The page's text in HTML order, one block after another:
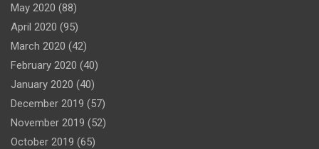
May 2020 (88)
April 2020 (95)
March 2020 (42)
February 2020 (40)
January 2020 (40)
December 2019 (57)
November 2019 (52)
October 2019 (65)